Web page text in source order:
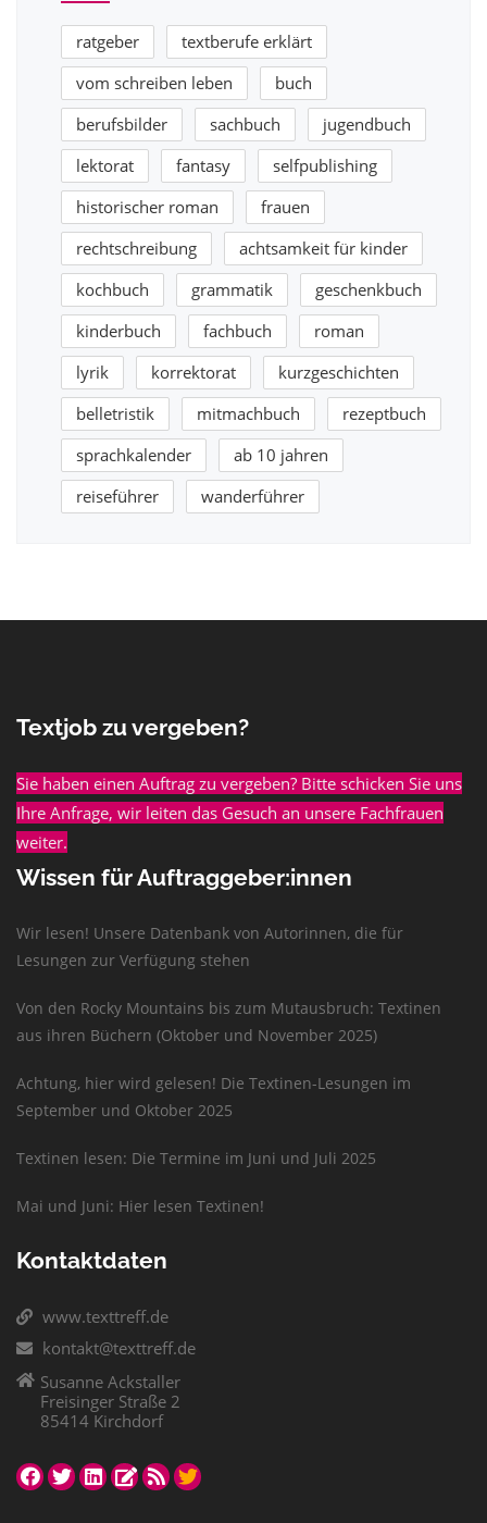
ratgeber
textberufe erklärt
vom schreiben leben
buch
berufsbilder
sachbuch
jugendbuch
lektorat
fantasy
selfpublishing
historischer roman
frauen
rechtschreibung
achtsamkeit für kinder
kochbuch
grammatik
geschenkbuch
kinderbuch
fachbuch
roman
lyrik
korrektorat
kurzgeschichten
belletristik
mitmachbuch
rezeptbuch
sprachkalender
ab 10 jahren
reiseführer
wanderführer
Textjob zu vergeben?
Sie haben einen Auftrag zu vergeben? Bitte schicken Sie uns
Ihre Anfrage, wir leiten das Gesuch an unsere Fachfrauen
weiter.
Wissen für Auftraggeber:innen
Wir lesen! Unsere Datenbank von Autorinnen, die für
Lesungen zur Verfügung stehen
Von den Rocky Mountains bis zum Mutausbruch: Textinen
aus ihren Büchern (Oktober und November 2025)
Achtung, hier wird gelesen! Die Textinen-Lesungen im
September und Oktober 2025
Textinen lesen: Die Termine im Juni und Juli 2025
Mai und Juni: Hier lesen Textinen!
Kontaktdaten
www.texttreff.de
kontakt@texttreff.de
Susanne Ackstaller
Freisinger Straße 2
85414 Kirchdorf